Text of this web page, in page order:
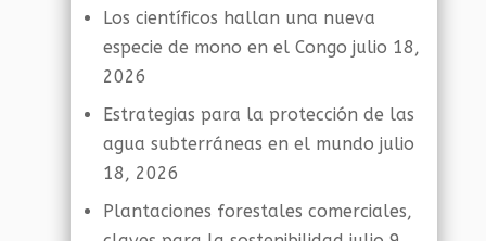
Los científicos hallan una nueva
especie de mono en el Congo julio 18,
2026
Estrategias para la protección de las
agua subterráneas en el mundo julio
18, 2026
Plantaciones forestales comerciales,